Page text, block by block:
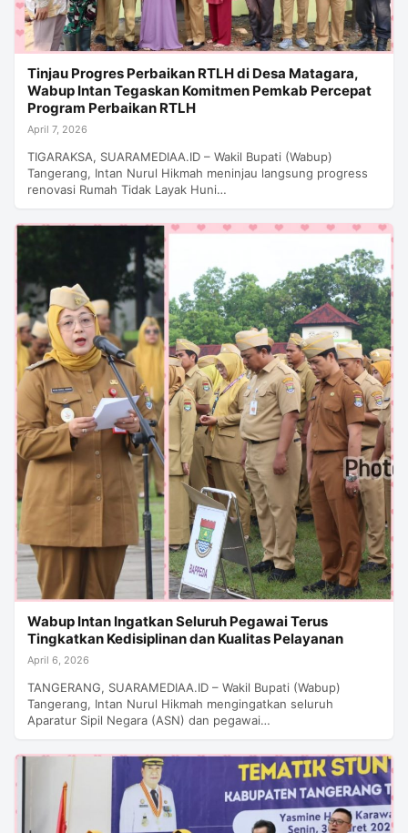
Tinjau Progres Perbaikan RTLH di Desa Matagara,
Wabup Intan Tegaskan Komitmen Pemkab Percepat
Program Perbaikan RTLH
April 7, 2026
TIGARAKSA, SUARAMEDIAA.ID – Wakil Bupati (Wabup)
Tangerang, Intan Nurul Hikmah meninjau langsung progress
renovasi Rumah Tidak Layak Huni…
Wabup Intan Ingatkan Seluruh Pegawai Terus
Tingkatkan Kedisiplinan dan Kualitas Pelayanan
April 6, 2026
TANGERANG, SUARAMEDIAA.ID – Wakil Bupati (Wabup)
Tangerang, Intan Nurul Hikmah mengingatkan seluruh
Aparatur Sipil Negara (ASN) dan pegawai…